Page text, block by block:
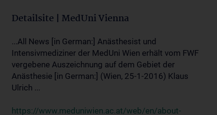
Detailsite | MedUni Vienna
...All News [in German:] Anästhesist und
Intensivmediziner der MedUni Wien erhält vom FWF
vergebene Auszeichnung auf dem Gebiet der
Anästhesie [in German:] (Wien, 25-1-2016) Klaus
Ulrich ...
https://www.meduniwien.ac.at/web/en/about-